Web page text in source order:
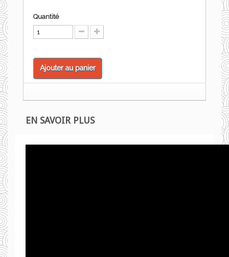
Quantité
Ajouter au panier
EN SAVOIR PLUS